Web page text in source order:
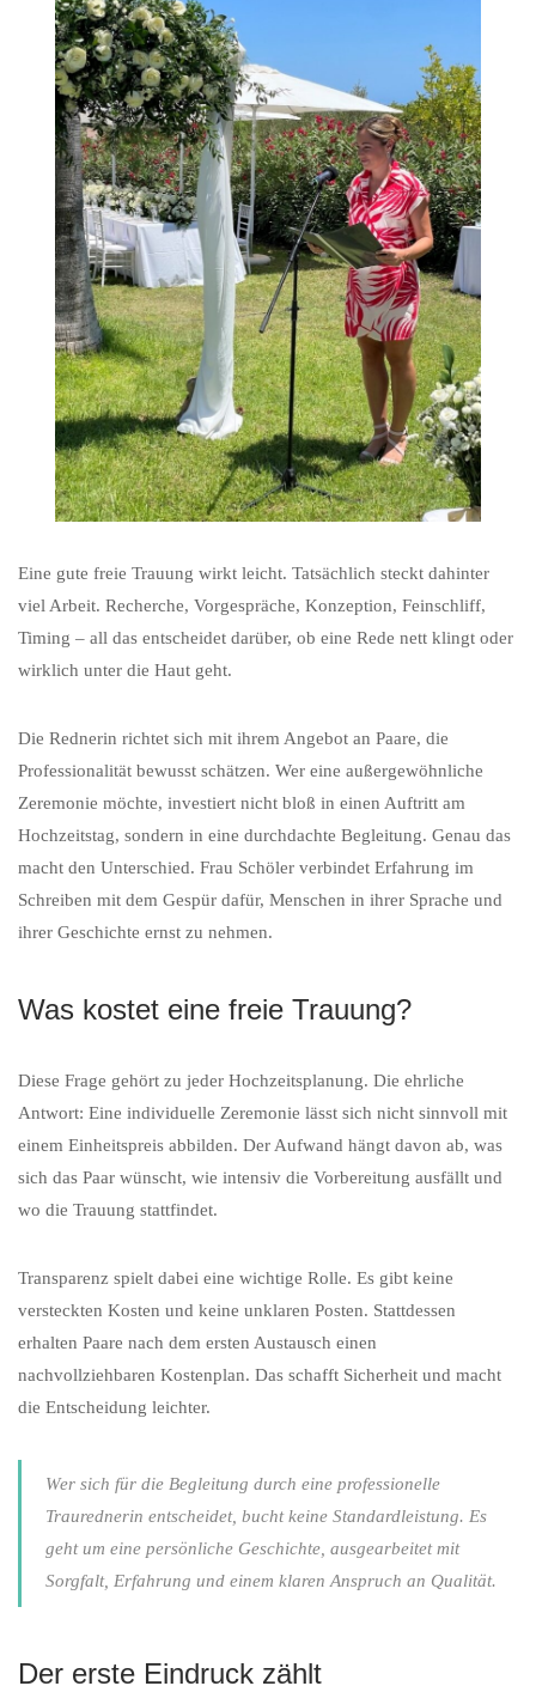
Eine gute freie Trauung wirkt leicht. Tatsächlich steckt dahinter
viel Arbeit. Recherche, Vorgespräche, Konzeption, Feinschliff,
Timing – all das entscheidet darüber, ob eine Rede nett klingt oder
wirklich unter die Haut geht.
Die Rednerin richtet sich mit ihrem Angebot an Paare, die
Professionalität bewusst schätzen. Wer eine außergewöhnliche
Zeremonie möchte, investiert nicht bloß in einen Auftritt am
Hochzeitstag, sondern in eine durchdachte Begleitung. Genau das
macht den Unterschied. Frau Schöler verbindet Erfahrung im
Schreiben mit dem Gespür dafür, Menschen in ihrer Sprache und
ihrer Geschichte ernst zu nehmen.
Was kostet eine freie Trauung?
Diese Frage gehört zu jeder Hochzeitsplanung. Die ehrliche
Antwort: Eine individuelle Zeremonie lässt sich nicht sinnvoll mit
einem Einheitspreis abbilden. Der Aufwand hängt davon ab, was
sich das Paar wünscht, wie intensiv die Vorbereitung ausfällt und
wo die Trauung stattfindet.
Transparenz spielt dabei eine wichtige Rolle. Es gibt keine
versteckten Kosten und keine unklaren Posten. Stattdessen
erhalten Paare nach dem ersten Austausch einen
nachvollziehbaren Kostenplan. Das schafft Sicherheit und macht
die Entscheidung leichter.
Wer sich für die Begleitung durch eine professionelle
Traurednerin entscheidet, bucht keine Standardleistung. Es
geht um eine persönliche Geschichte, ausgearbeitet mit
Sorgfalt, Erfahrung und einem klaren Anspruch an Qualität.
Der erste Eindruck zählt